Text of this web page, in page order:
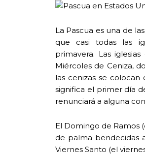
La Pascua es una de
que casi todas las
primavera. Las
Miércoles de Ceniza,
las cenizas se
significa el primer día
renunciará a alguna
El Domingo de Ramos
de palma bendecidas
Viernes Santo (el